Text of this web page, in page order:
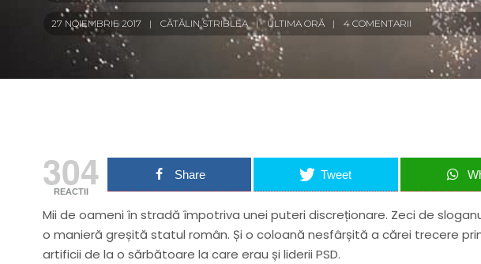
27 NOIEMBRIE 2017 CĂTĂLIN STRIBLEA ULTIMA ORĂ 4 COMENTARII
304
REACTII
Share Tweet
Mii de oameni în stradă împotriva unei puteri discreționare. Zeci de
o manieră greșită statul român. Și o coloană nesfârșită a cărei trecere
artificii de la o sărbătoare la care erau și liderii PSD.